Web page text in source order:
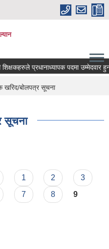
प्रधानाध्यापक पदमा उम्मेदवार
खरिद/बोलपत्र सूचना
सूचना
1 2
3
7 8 9